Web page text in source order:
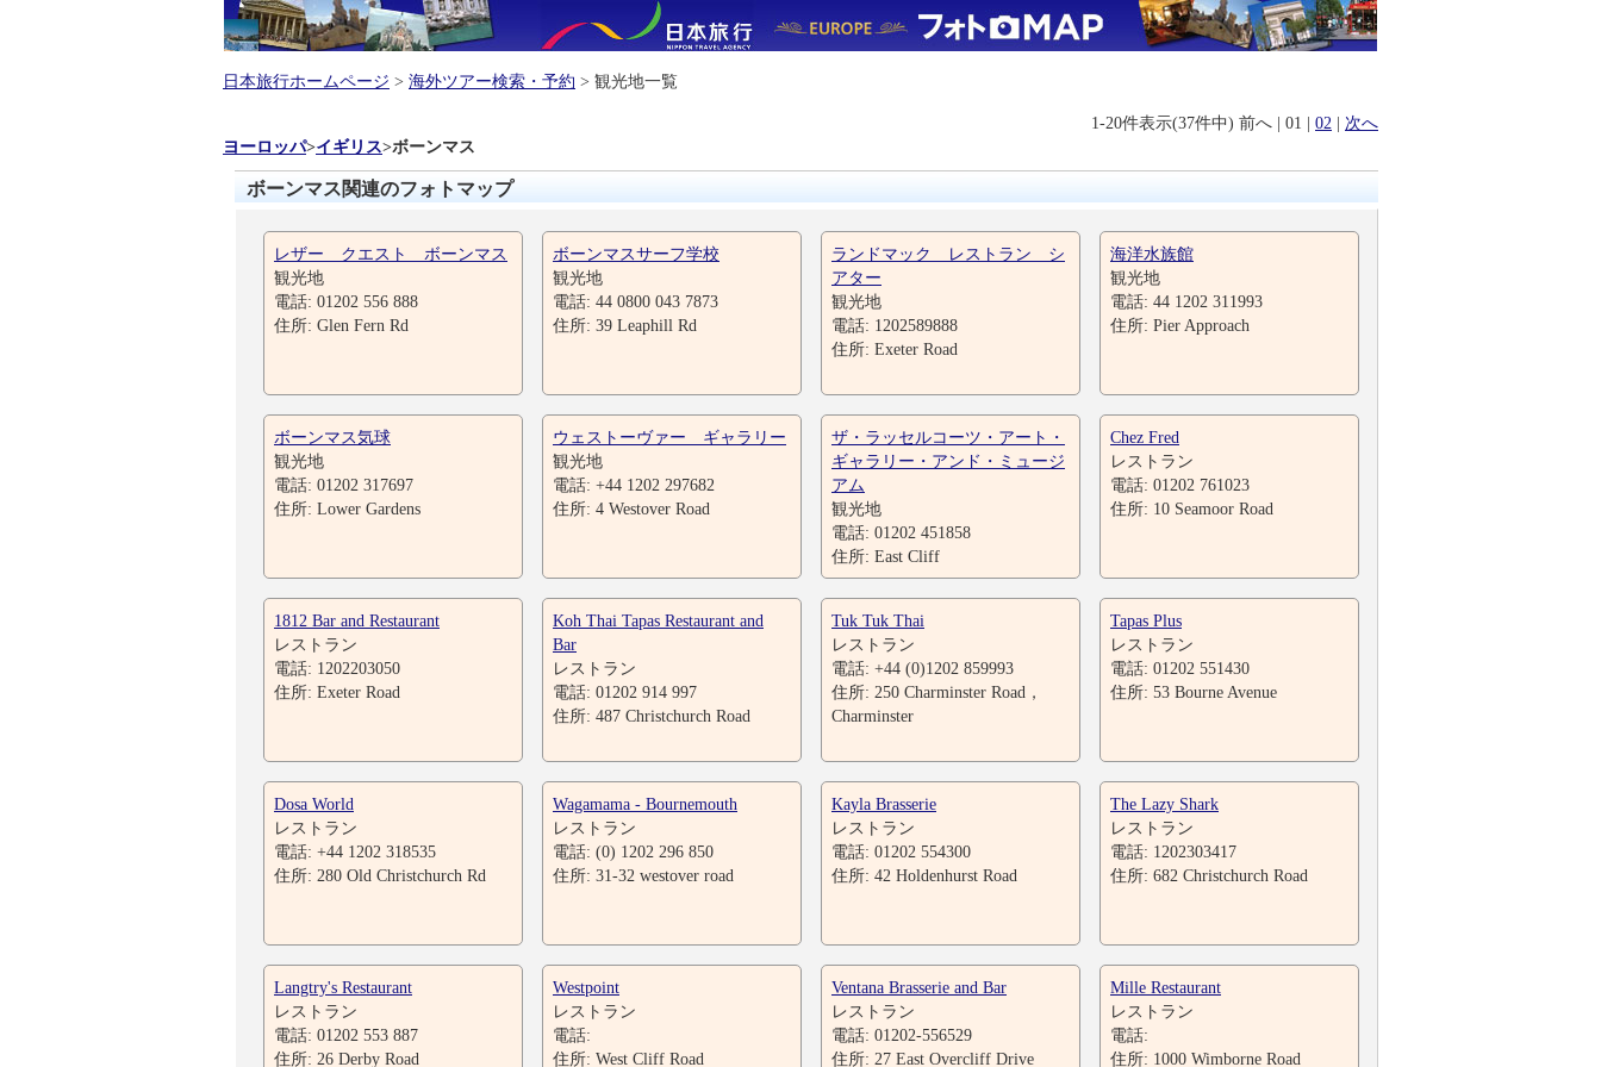
日本旅行ホームページ > 海外ツアー検索・予約 > 観光地一覧
1-20件表示(37件中) 前へ | 01 | 02 | 次へ
ヨーロッパ>イギリス>ボーンマス
ボーンマス関連のフォトマップ
レザー クエスト ボーンマス
観光地
電話: 01202 556 888
住所: Glen Fern Rd
ボーンマスサーフ学校
観光地
電話: 44 0800 043 7873
住所: 39 Leaphill Rd
ランドマック レストラン シ
アター
観光地
電話: 1202589888
住所: Exeter Road
海洋水族館
観光地
電話: 44 1202 311993
住所: Pier Approach
ボーンマス気球
観光地
電話: 01202 317697
住所: Lower Gardens
ウェストーヴァー ギャラリー
観光地
電話: +44 1202 297682
住所: 4 Westover Road
ザ・ラッセルコーツ・アート・
ギャラリー・アンド・ミュージ
アム
観光地
電話: 01202 451858
住所: East Cliff
Chez Fred
レストラン
電話: 01202 761023
住所: 10 Seamoor Road
1812 Bar and Restaurant
レストラン
電話: 1202203050
住所: Exeter Road
Koh Thai Tapas Restaurant and
Bar
レストラン
電話: 01202 914 997
住所: 487 Christchurch Road
Tuk Tuk Thai
レストラン
電話: +44 (0)1202 859993
住所: 250 Charminster Road，
Charminster
Tapas Plus
レストラン
電話: 01202 551430
住所: 53 Bourne Avenue
Dosa World
レストラン
電話: +44 1202 318535
住所: 280 Old Christchurch Rd
Wagamama - Bournemouth
レストラン
電話: (0) 1202 296 850
住所: 31-32 westover road
Kayla Brasserie
レストラン
電話: 01202 554300
住所: 42 Holdenhurst Road
The Lazy Shark
レストラン
電話: 1202303417
住所: 682 Christchurch Road
Langtry's Restaurant
レストラン
電話: 01202 553 887
住所: 26 Derby Road
Westpoint
レストラン
電話:
住所: West Cliff Road
Ventana Brasserie and Bar
レストラン
電話: 01202-556529
住所: 27 East Overcliff Drive
Mille Restaurant
レストラン
電話:
住所: 1000 Wimborne Road